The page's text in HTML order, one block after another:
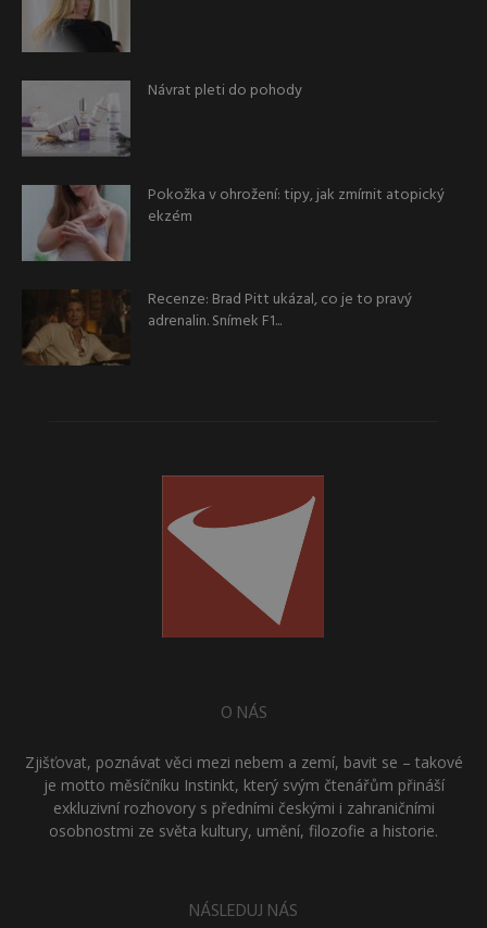
Návrat pleti do pohody
Pokožka v ohrožení: tipy, jak zmírnit atopický
ekzém
Recenze: Brad Pitt ukázal, co je to pravý
adrenalin. Snímek F1...
O NÁS
Zjišťovat, poznávat věci mezi nebem a zemí, bavit se – takové
je motto měsíčníku Instinkt, který svým čtenářům přináší
exkluzivní rozhovory s předními českými i zahraničními
osobnostmi ze světa kultury, umění, filozofie a historie.
NÁSLEDUJ NÁS